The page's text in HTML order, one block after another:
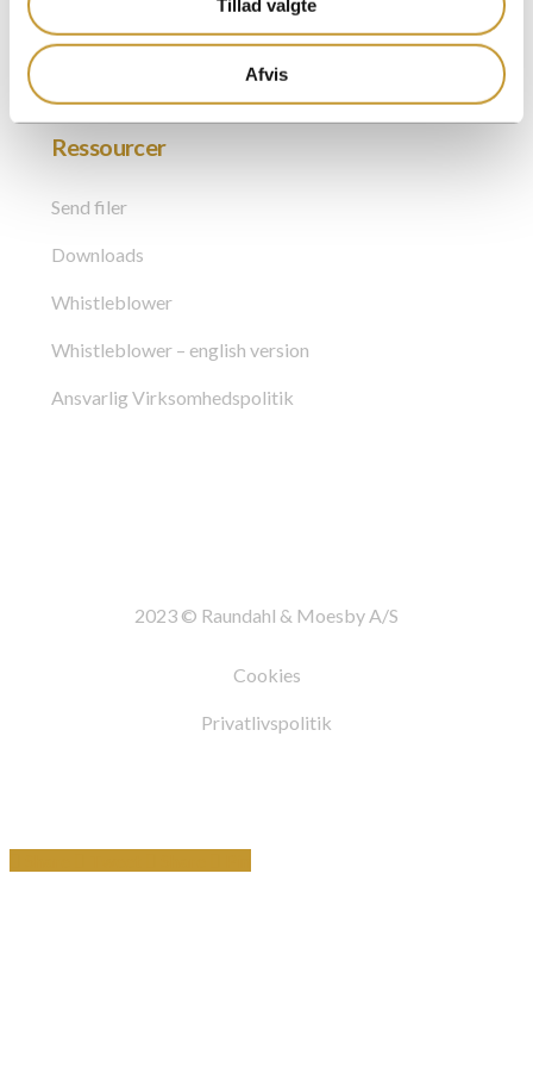
Tillad valgte
Afvis
Ressourcer
Send filer
Downloads
Whistleblower
Whistleblower – english version
Ansvarlig Virksomhedspolitik
2023 © Raundahl & Moesby A/S
Cookies
Privatlivspolitik